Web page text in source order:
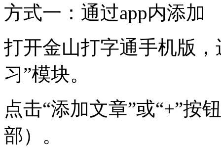
方式一：通过app内添加
打开金山打字通手机版
习”模块。
点击“添加文章”或“+”按
部）。